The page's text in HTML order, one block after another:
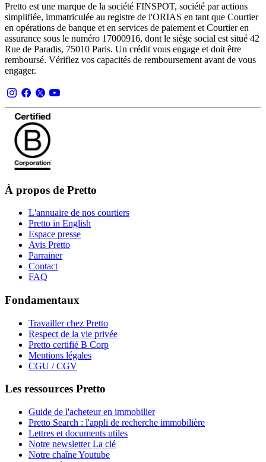
Pretto est une marque de la société FINSPOT, société par actions
simplifiée, immatriculée au registre de l'ORIAS en tant que Courtier
en opérations de banque et en services de paiement et Courtier en
assurance sous le numéro 17000916, dont le siège social est situé 42
Rue de Paradis, 75010 Paris. Un crédit vous engage et doit être
remboursé. Vérifiez vos capacités de remboursement avant de vous
engager.
À propos de Pretto
L'annuaire de nos courtiers
Pretto in English
Espace presse
Avis Pretto
Parrainer
Contact
FAQ
Fondamentaux
Travailler chez Pretto
Respect de la vie privée
Pretto certifié B Corp
Mentions légales
CGU / CGV
Les ressources Pretto
Guide de l'acheteur en immobilier
Pretto Search : l'appli de recherche immobilière
Lettres et documents utiles
Notre newsletter La clé
Notre chaîne Youtube